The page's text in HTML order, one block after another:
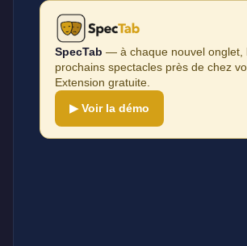
SpecTab — à chaque nouvel onglet,
prochains spectacles près de chez
Extension gratuite.
▶ Voir la démo